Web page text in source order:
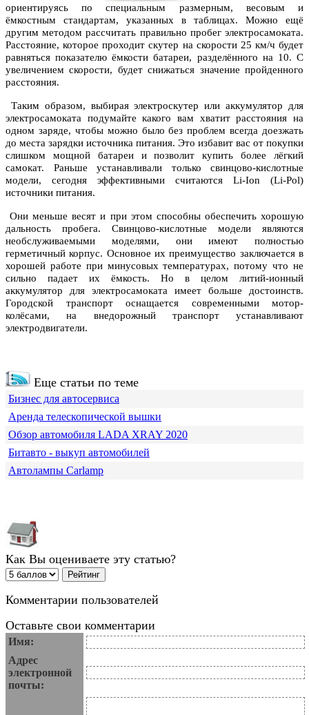
ориентируясь по специальным размерным, весовым и
ёмкостным стандартам, указанных в таблицах. Можно ещё
другим методом рассчитать правильно пробег электросамоката.
Расстояние, которое проходит скутер на скорости 25 км/ч будет
равняться показателю ёмкости батареи, разделённого на 10. С
увеличением скорости, будет снижаться значение пройденного
расстояния.
Таким образом, выбирая электроскутер или аккумулятор для
электросамоката подумайте какого вам хватит расстояния на
одном заряде, чтобы можно было без проблем всегда доезжать
до места зарядки источника питания. Это избавит вас от покупки
слишком мощной батареи и позволит купить более лёгкий
самокат. Раньше устанавливали только свинцово-кислотные
модели, сегодня эффективными считаются Li-Ion (Li-Pol)
источники питания.
Они меньше весят и при этом способны обеспечить хорошую
дальность пробега. Свинцово-кислотные модели являются
необслуживаемыми моделями, они имеют полностью
герметичный корпус. Основное их преимущество заключается в
хорошей работе при минусовых температурах, потому что не
сильно падает их ёмкость. Но в целом литий-ионный
аккумулятор для электросамоката имеет больше достоинств.
Городской транспорт оснащается современными мотор-
колёсами, на внедорожный транспорт устанавливают
электродвигатели.
Еще статьи по теме
Бизнес для автосервиса
Аренда телескопической вышки
Обзор автомобиля LADA XRAY 2020
Битавто - выкуп автомобилей
Автолампы Carlamp
Как Вы оцениваете эту статью?
Комментарии пользователей
Оставьте свои комментарии
Имя:
Адрес
электронной
почты: